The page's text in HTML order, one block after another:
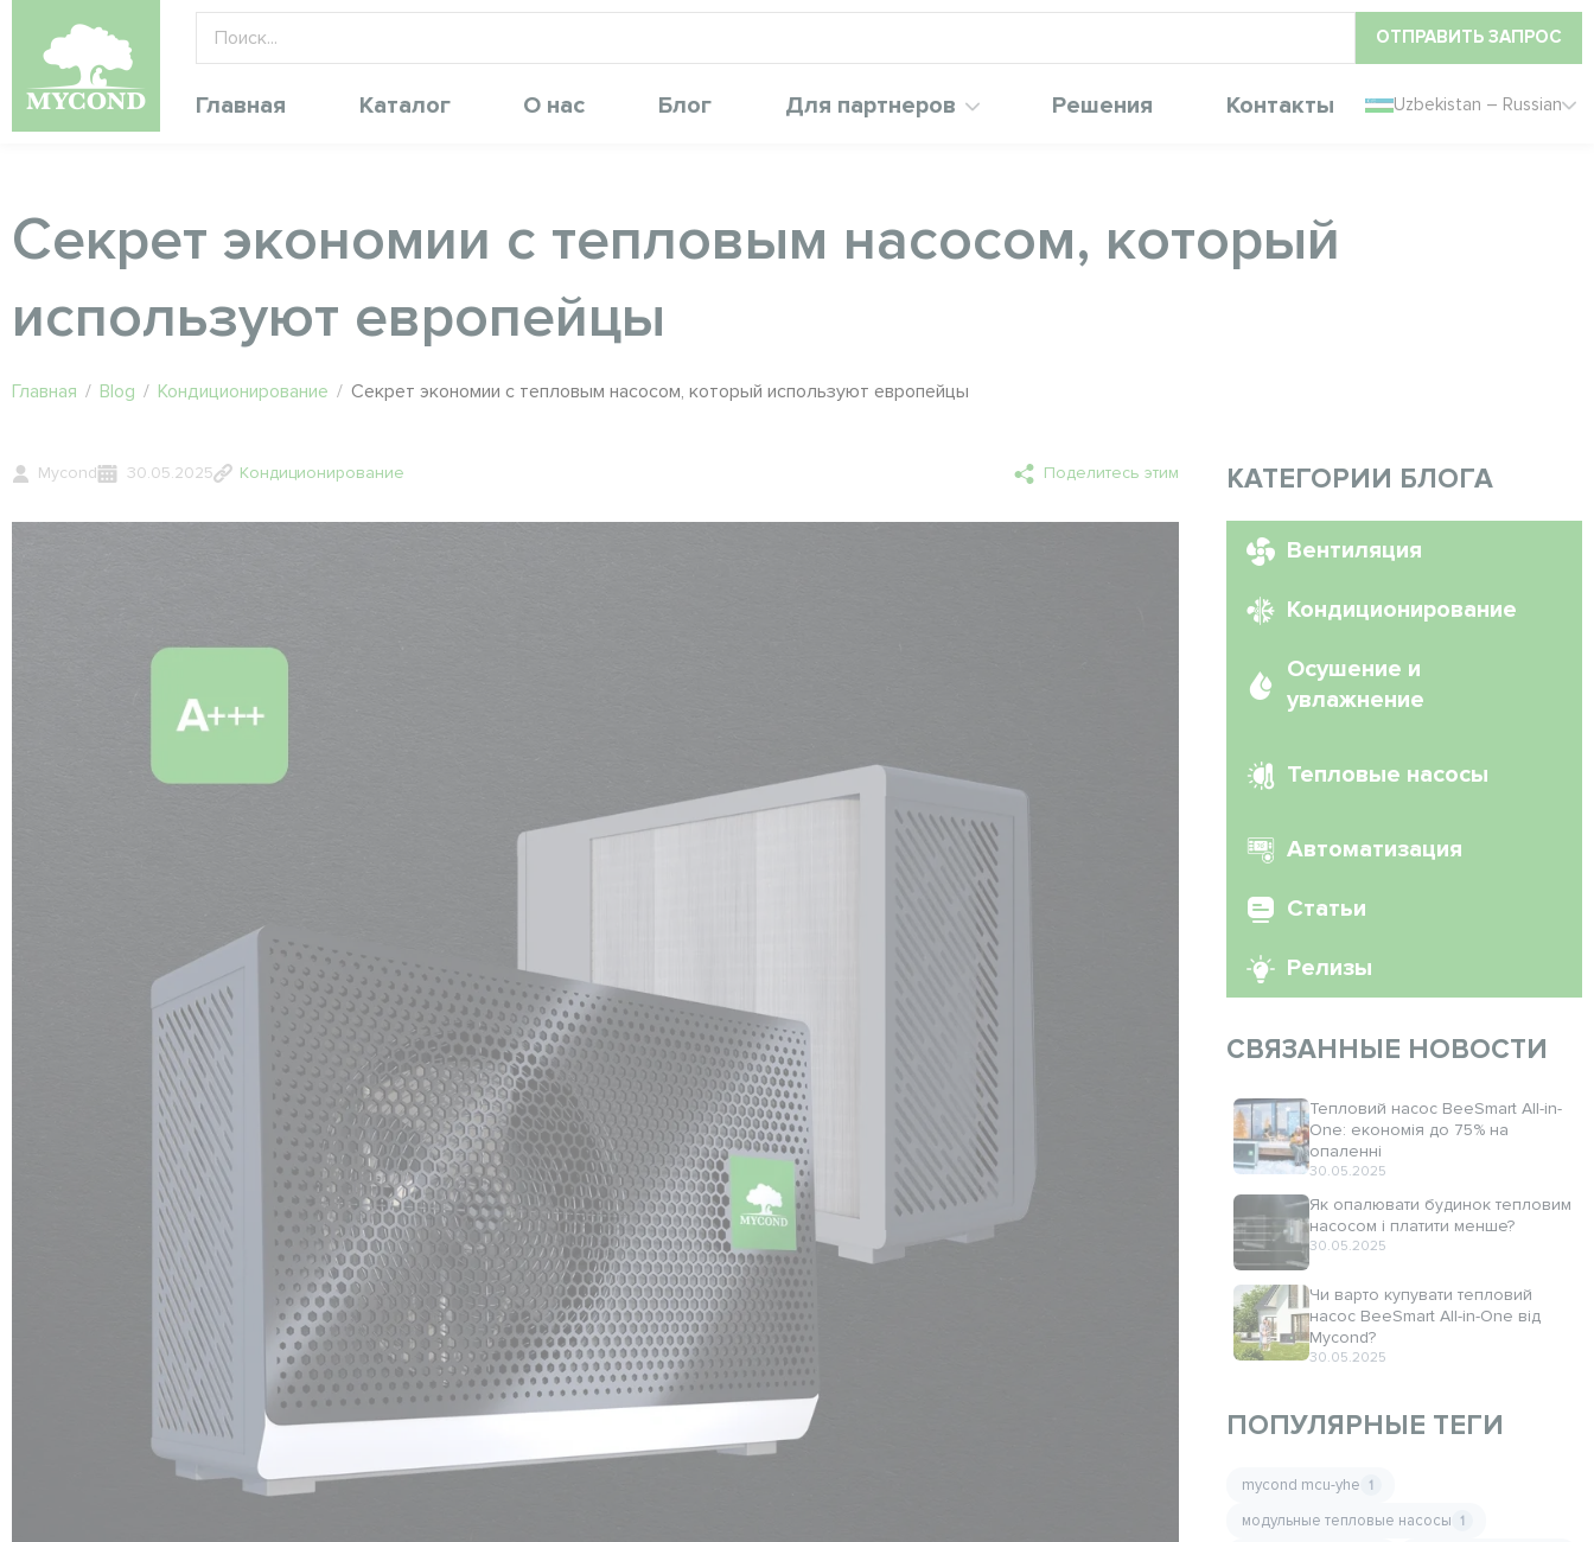
ОТПРАВИТЬ ЗАПРОС
Главная Каталог О нас Блог Для партнеров Решения Контакты Uzbekistan – Russian
Секрет экономии с тепловым насосом, который
используют европейцы
Главная / Blog / Кондиционирование / Секрет экономии с тепловым насосом, который используют европейцы
Mycond 30.05.2025 Кондиционирование Поделитесь этим КАТЕГОРИИ БЛОГА
Вентиляция
Кондиционирование
Осушение и
увлажнение
Тепловые насосы
Автоматизация
Статьи
Релизы
СВЯЗАННЫЕ НОВОСТИ
Тепловий насос BeeSmart All-in-
One: економія до 75% на
опаленні
30.05.2025
Як опалювати будинок тепловим
насосом і платити менше?
30.05.2025
Чи варто купувати тепловий
насос BeeSmart All-in-One від
Mycond?
30.05.2025
ПОПУЛЯРНЫЕ ТЕГИ
mycond mcu-yhe 1
модульные тепловые насосы 1